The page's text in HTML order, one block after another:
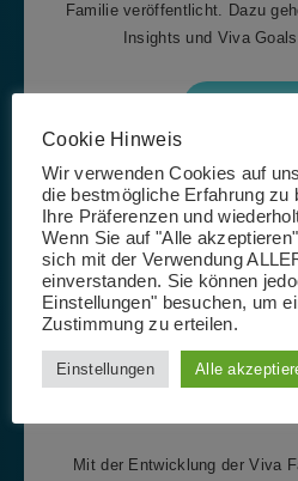
Familie veröffentlicht. Dazu
Insights und Viva
Microsoft Viva
neuer Ort für
Isabel
Mit der Entwicklung der Viva
Cookie Hinweis
Wir verwenden Cookies auf
die bestmögliche Erfahrung zu
Ihre Präferenzen und
Wenn Sie auf "Alle
sich mit der Verwendung
einverstanden. Sie können
Einstellungen" besuchen, um
Zustimmung zu erteilen.
Einstellungen Alle